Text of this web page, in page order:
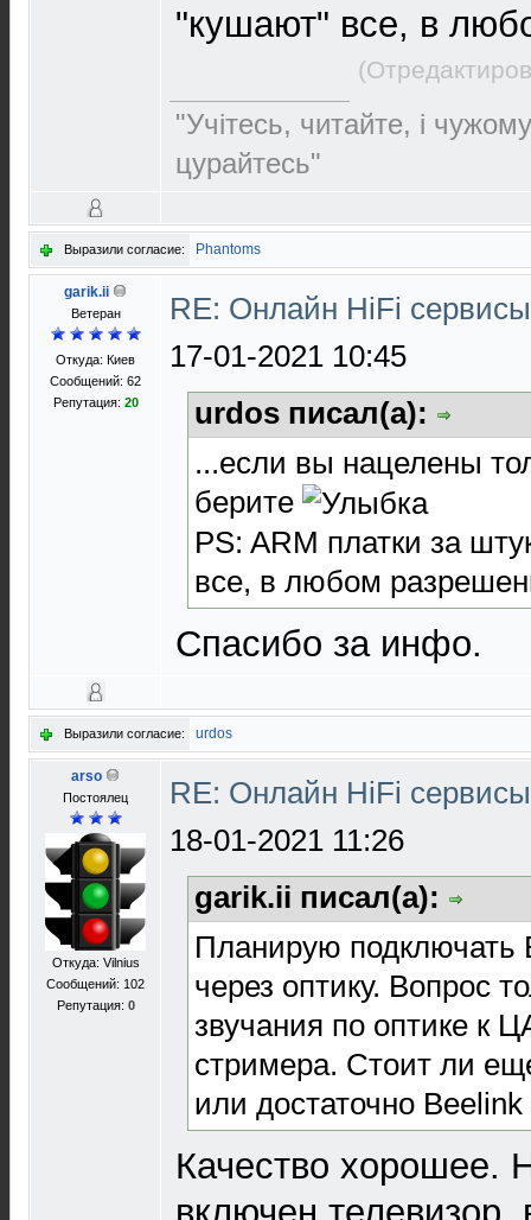
"кушают" все, в
"Учітесь, читайте, і
цурайтесь"
Выразили согласие: Phantoms
garik.ii
Ветеран
Откуда: Киев
Сообщений: 62
Репутация: 20
RE: Онлайн HiFi
17-01-2021 10:45
urdos писал(а):
...если вы нацелены
берите
PS: ARM платки за
все, в любом
Спасибо за инфо.
Выразили согласие: urdos
arso
Постоялец
Откуда: Vilnius
Сообщений: 102
Репутация: 0
RE: Онлайн HiFi
18-01-2021 11:26
garik.ii писал(а):
Планирую подключать
через оптику. Вопрос
звучания по оптике к
стримера. Стоит ли
или достаточно
Качество хорошее.